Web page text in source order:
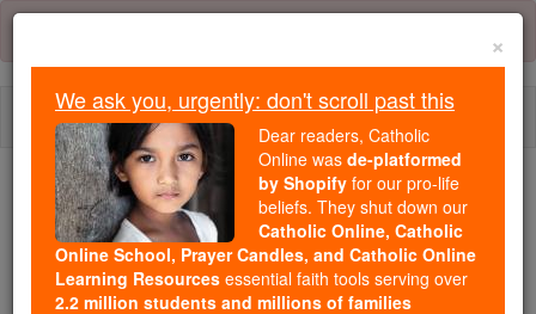
Skip
content
We ask you, urgently: don't scroll past this
Dear readers, Catholic Online
wasde-platformed by Shopify
×
We ask you, urgently: don't scroll past this
Dear readers, Catholic
Online was de-platformed
by Shopify for our pro-life
beliefs. They shut down our
Catholic Online, Catholic
Online School, Prayer Candles, and Catholic Online
Learning Resources essential faith tools serving over
2.2 million students and millions of families